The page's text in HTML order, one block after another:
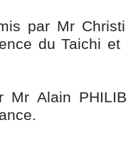
par Mr
du Taichi
Mr Alain